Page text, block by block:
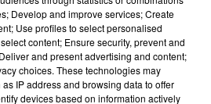
la 10eme journée
contre la réforme
Develop and improve services; Create
Use profiles to select personalised
content; Ensure security, prevent and
and present advertising and content;
choices. These technologies may
IP address and browsing data to offer
devices based on information actively